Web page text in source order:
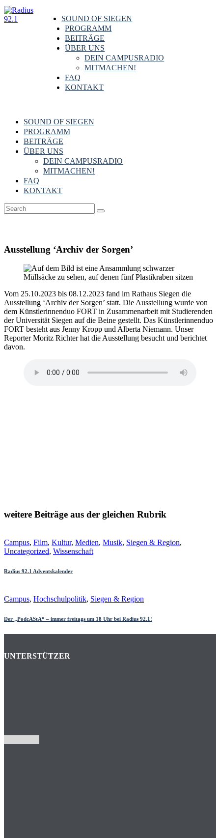
SOUND OF SIEGEN
PROGRAMM
BEITRÄGE
ÜBER UNS
DEIN CAMPUSRADIO
MITMACHEN!
FAQ
KONTAKT
SOUND OF SIEGEN
PROGRAMM
BEITRÄGE
ÜBER UNS
DEIN CAMPUSRADIO
MITMACHEN!
FAQ
KONTAKT
Ausstellung ‘Archiv der Sorgen’
Vom 25.10.2023 bis 08.12.2023 fand im Rathaus Siegen die
Ausstellung ‘Archiv der Sorgen’ statt. Die Ausstellung wurde von
dem Künstlerinnenduo FORT in Zusammenarbeit mit Studierenden
der Universität Siegen auf die Beine gestellt. Das Künstlerinnenduo
FORT besteht aus Jenny Kropp und Alberta Niemann. Unser
Reporter Moritz Richter hat die Ausstellung besucht und berichtet
davon.
weitere Beiträge aus der gleichen Rubrik
Campus, Film, Kultur, Medien, Musik, Siegen & Region,
Uncategorized, Wissenschaft
Radius 92.1 Adventskalender
Campus, Hochschulpolitik, Siegen & Region
Der „PodcAStA“ – immer freitags um 18 Uhr bei Radius 92.1!
UNTERSTÜTZER